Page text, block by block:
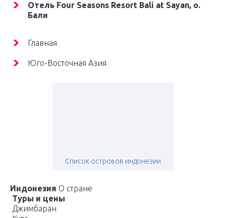
Отель Four Seasons Resort Bali at Sayan, о.
Бали
Главная
Юго-Восточная Азия
Список островов индонезии
Индонезия О стране
Туры и цены
Джимбаран